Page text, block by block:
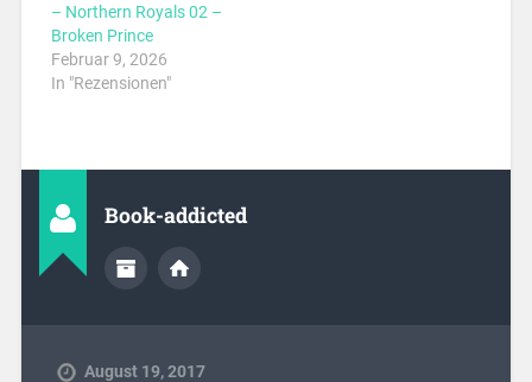
– Northern Royals 02 –
Broken Prince
Februar 9, 2026
In "Rezensionen"
Book-addicted
August 19, 2017